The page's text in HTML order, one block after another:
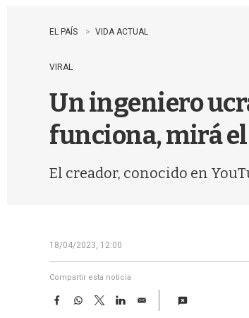
EL PAÍS VIDA ACTUAL
VIRAL
Un ingeniero
funciona, mirá
El creador, conocido en
18/04/2023, 12:00
Compartir esta noticia
F
W
T
w
L
E